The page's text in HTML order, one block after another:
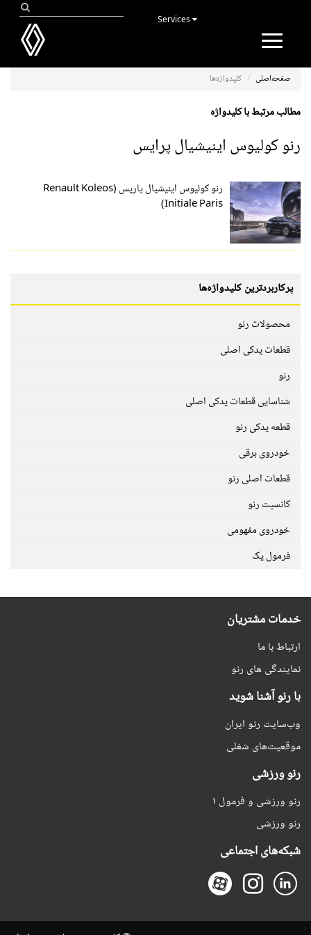
Toggle
صفحه‌اصلی کلیدواژه‌ها
مطالب مرتبط با کلیدواژه
رنو کولیوس اینیشیال پرایس
رنو کولیوس اینیشیال پاریس (Renault Koleos
Initiale Paris)
پرکاربردترین کلیدواژه‌ها
محصولات رنو
قطعات یدکی اصلی
رنو
شناسایی قطعات یدکی اصلی
قطعه یدکی رنو
خودروی برقی
قطعات اصلی رنو
کانسپت رنو
خودروی مفهومی
فرمول یک
خدمات مشتریان
ارتباط با ما
نمایندگی های رنو
با رنو آشنا شوید
وب‌سایت رنو ایران
موقعیت‌های شغلی
رنو ورزشی
رنو ورزشی و فرمول ۱
رنو ورزشی
شبکه‌های اجتماعی